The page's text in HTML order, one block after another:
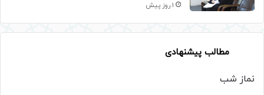
1 روز پیش
مطالب پیشنهادی
نماز شب